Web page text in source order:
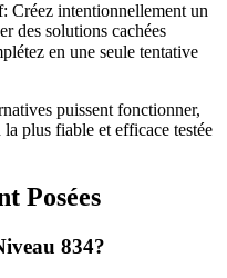
Créez intentionnellement un
des solutions cachées
en une seule tentative
puissent fonctionner,
plus fiable et efficace testée
Posées
834?